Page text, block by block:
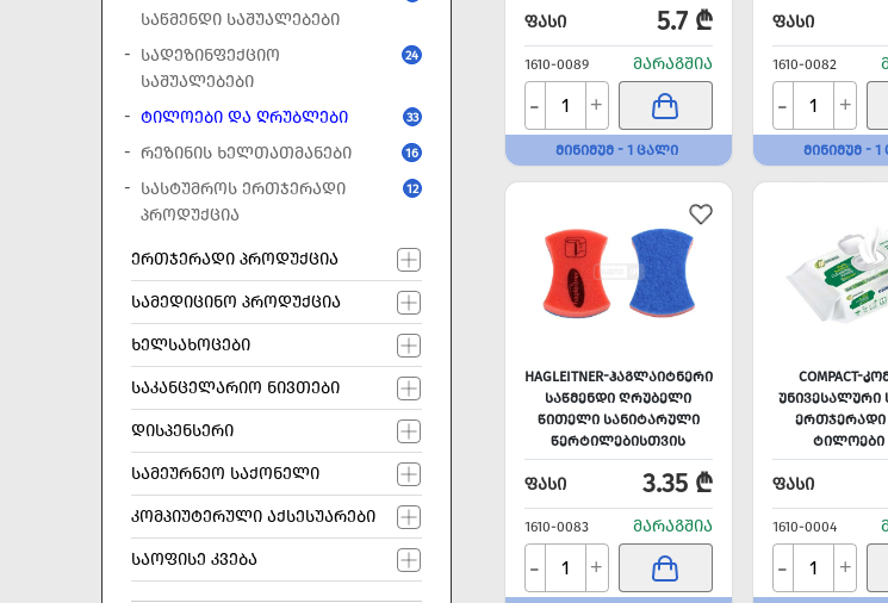
ᲡᲐᲬᲛᲔᲜᲓᲘ ᲡᲐᲨᲣᲐᲚᲔᲑᲔᲑᲘ
ᲡᲐᲓᲔᲖᲘᲜᲤᲔᲥᲪᲘᲝ
ᲡᲐᲨᲣᲐᲚᲔᲑᲔᲑᲘ
24
ᲢᲘᲚᲝᲔᲑᲘ ᲓᲐ ᲦᲠᲣᲑᲚᲔᲑᲘ 33
ᲠᲔᲖᲘᲜᲘᲡ ᲮᲔᲚᲗᲐᲗᲛᲐᲜᲔᲑᲘ 16
ᲡᲐᲡᲢᲣᲛᲠᲝᲡ ᲔᲠᲗᲯᲔᲠᲐᲓᲘ
ᲞᲠᲝᲓᲣᲥᲪᲘᲐ
12
ᲔᲠᲗᲯᲔᲠᲐᲓᲘ ᲞᲠᲝᲓᲣᲥᲪᲘᲐ
ᲡᲐᲛᲔᲓᲘᲪᲘᲜᲝ ᲞᲠᲝᲓᲣᲥᲪᲘᲐ
ᲮᲔᲚᲡᲐᲮᲝᲪᲔᲑᲘ
ᲡᲐᲙᲐᲜᲪᲔᲚᲐᲠᲘᲝ ᲜᲘᲕᲗᲔᲑᲘ
ᲓᲘᲡᲞᲔᲜᲡᲔᲠᲘ
ᲡᲐᲛᲔᲣᲠᲜᲔᲝ ᲡᲐᲥᲝᲜᲔᲚᲘ
ᲙᲝᲛᲞᲘᲣᲢᲔᲠᲣᲚᲘ ᲐᲥᲡᲔᲡᲣᲐᲠᲔᲑᲘ
ᲡᲐᲝᲤᲘᲡᲔ ᲙᲕᲔᲑᲐ
ᲤᲐᲡᲘ 5.7 ₾
1610-0089 ᲛᲐᲠᲐᲒᲨᲘᲐ
- +
ᲛᲘᲜᲘᲛᲣᲛ - 1 ᲪᲐᲚᲘ
ᲤᲐᲡᲘ
1610-0082
- +
ᲛᲘᲜᲘᲛᲣᲛ -
HAGLEITNER-ᲰᲐᲒᲚᲐᲘᲢᲜᲔᲠᲘ
ᲡᲐᲬᲛᲔᲜᲓᲘ ᲦᲠᲣᲑᲔᲚᲘ
ᲬᲘᲗᲔᲚᲘ ᲡᲐᲜᲘᲢᲐᲠᲣᲚᲘ
ᲬᲔᲠᲢᲘᲚᲔᲑᲘᲡᲗᲕᲘᲡ
ᲤᲐᲡᲘ 3.35 ₾
1610-0083 ᲛᲐᲠᲐᲒᲨᲘᲐ
- +
COMPACT-
ᲣᲜᲘᲕᲔᲡᲐᲚᲣᲠᲘ
ᲔᲠᲗᲯᲔᲠᲐᲓᲘ
ᲢᲘᲚᲝᲔᲑᲘ
ᲤᲐᲡᲘ
1610-0004
- +